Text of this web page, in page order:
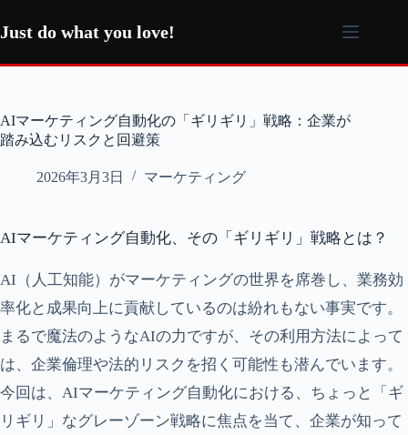
ン
ン
ス
キ
Just do what you love!
AIマーケティング自動化の「ギリギリ」戦略：企業が
踏み込むリスクと回避策
2026年3月3日 マーケティング
AIマーケティング自動化、その「ギリギリ」戦略とは？
AI（人工知能）がマーケティングの世界を席巻し、業務効
率化と成果向上に貢献しているのは紛れもない事実です。
まるで魔法のようなAIの力ですが、その利用方法によって
は、企業倫理や法的リスクを招く可能性も潜んでいます。
今回は、AIマーケティング自動化における、ちょっと「ギ
リギリ」なグレーゾーン戦略に焦点を当て、企業が知って